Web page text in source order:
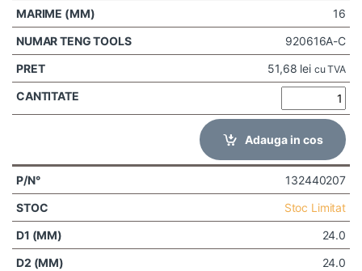
16
920616A-C
51,68 lei cu TVA
Adauga in cos
132440207
Stoc Limitat
24.0
24.0